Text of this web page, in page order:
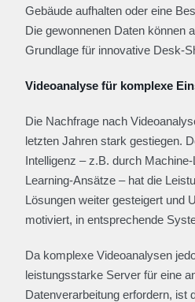
Gebäude aufhalten oder eine
Die gewonnenen Daten können
Grundlage für innovative Desk-
Videoanalyse für komplexe
Die Nachfrage nach
letzten Jahren stark gestiegen.
Intelligenz – z.B. durch
Learning-Ansätze – hat die
Lösungen weiter gesteigert und
motiviert, in entsprechende
Da komplexe Videoanalysen
leistungsstarke Server für eine
Datenverarbeitung erfordern, ist